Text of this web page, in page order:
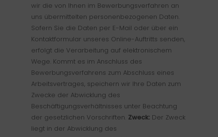
wir die von Ihnen im Bewerbungsverfahren an
uns übermittelten personenbezogenen Daten.
Sofern Sie die Daten per E-Mail oder über ein
Kontaktformular unseres Online-Auftritts senden,
erfolgt die Verarbeitung auf elektronischem
Wege. Kommt es im Anschluss des
Bewerbungsverfahrens zum Abschluss eines
Arbeitsvertrages, speichern wir Ihre Daten zum
Zwecke der Abwicklung des
Beschäftigungsverhältnisses unter Beachtung
der gesetzlichen Vorschriften. Zweck: Der Zweck
liegt in der Abwicklung des